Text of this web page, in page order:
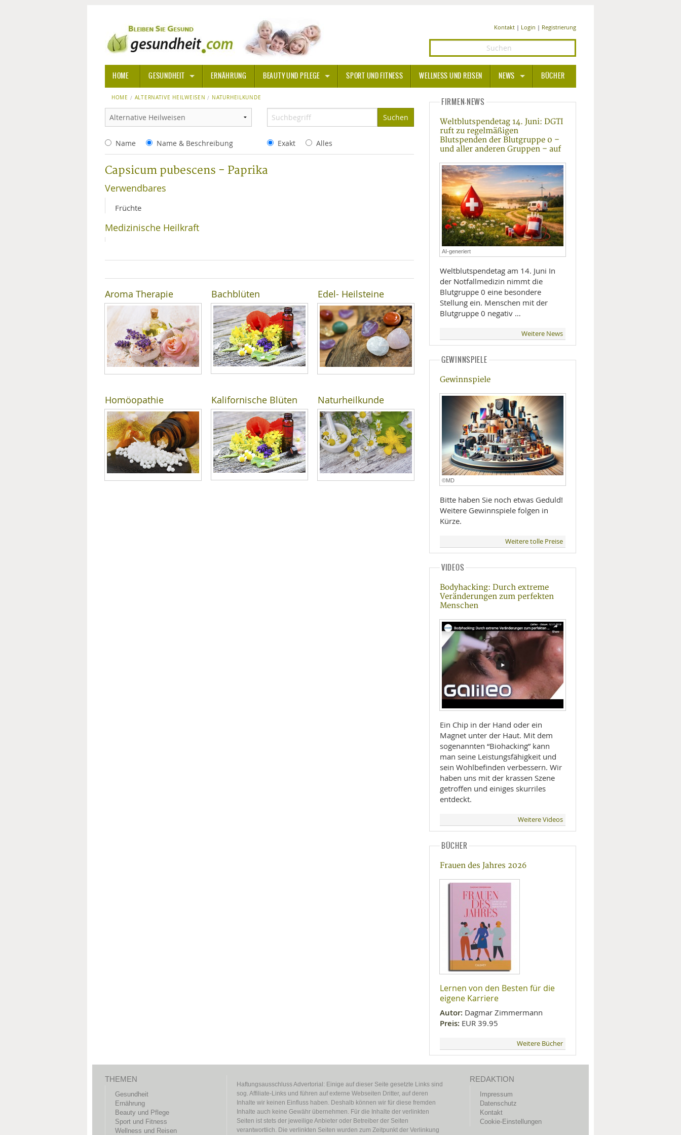
Kontakt| Login | Registrierung
HOME GESUNDHEIT
ALLGEMEINE INFORMATIONEN
ALTERNATIVE HEILWEISEN
BACHBLÜTEN
EDELSTEINE - HEILSTEINE
ALTERNATIVE MEDIZIN
ARZNEI- UND HEILMITTEL
GIFTSTOFFE
PRÄVENTION UND ALTER
SYMPTOME UND DIAGNOSE
VITAMINE UND MINERALSTOFFE
WISSENSCHAFT UND FORSCHUNG
ERNÄHRUNG BEAUTY UND PFLEGE SPORT UND FITNESS WELLNESS UND REISEN NEWS
MEDIZIN UND PHARMA
ERNÄHRUNG
BEAUTY UND PFLEGE
SPORT UND FITNESS
WELLNESS UND REISEN
LIFESTYLE
BÜCHER
HOME ALTERNATIVE HEILWEISEN NATURHEILKUNDE
Name Name & Beschreibung Exakt Alles
Capsicum pubescens - Paprika
Verwendbares
Früchte
Medizinische Heilkraft
Aroma Therapie Bachblüten Edel- Heilsteine
Homöopathie Kalifornische Blüten Naturheilkunde
FIRMEN-NEWS
Weltblutspendetag 14. Juni: DGTI
ruft zu regelmäßigen
Blutspenden der Blutgruppe 0 –
und aller anderen Gruppen – auf
AI-generiert
Weltblutspendetag am 14. Juni In
der Notfallmedizin nimmt die
Blutgruppe 0 eine besondere
Stellung ein. Menschen mit der
Blutgruppe 0 negativ …
Weitere News
GEWINNSPIELE
Gewinnspiele
©MD
Bitte haben Sie noch etwas Geduld!
Weitere Gewinnspiele folgen in
Kürze.
Weitere tolle Preise
VIDEOS
Bodyhacking: Durch extreme
Veränderungen zum perfekten
Menschen
Ein Chip in der Hand oder ein
Magnet unter der Haut. Mit dem
sogenannten “Biohacking” kann
man seine Leistungsfähigkeit und
sein Wohlbefinden verbessern. Wir
haben uns mit der krassen Szene
getroffen und einiges skurriles
entdeckt.
Weitere Videos
BÜCHER
Frauen des Jahres 2026
Lernen von den Besten für die
eigene Karriere
Autor: Dagmar Zimmermann
Preis: EUR 39.95
Weitere Bücher
THEMEN
Gesundheit
Ernährung
Beauty und Pflege
Sport und Fitness
Wellness und Reisen
Haftungsausschluss Advertorial: Einige auf dieser Seite gesetzte Links sind
sog. Affiliate-Links und führen auf externe Webseiten Dritter, auf deren
Inhalte wir keinen Einfluss haben. Deshalb können wir für diese fremden
Inhalte auch keine Gewähr übernehmen. Für die Inhalte der verlinkten
Seiten ist stets der jeweilige Anbieter oder Betreiber der Seiten
verantwortlich. Die verlinkten Seiten wurden zum Zeitpunkt der Verlinkung
REDAKTION
Impressum
Datenschutz
Kontakt
Cookie-Einstellungen